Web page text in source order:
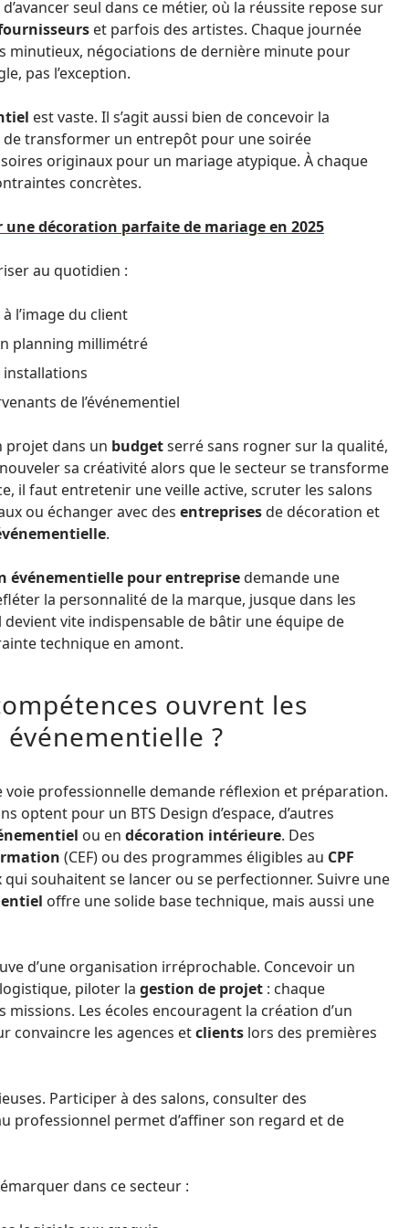
seul dans ce métier, où la réussite repose sur
et parfois des artistes. Chaque journée
minutieux, négociations de dernière minute pour
pas l’exception.
est vaste. Il s’agit aussi bien de concevoir la
transformer un entrepôt pour une soirée
originaux pour un mariage atypique. À chaque
concrètes.
une décoration parfaite de mariage en 2025
au quotidien :
l’image du client
planning millimétré
installations
de l’événementiel
projet dans un budgetserré sans rogner sur la qualité,
sa créativité alors que le secteur se transforme
il faut entretenir une veille active, scruter les salons
ou échanger avec des entreprisesde décoration et
.
événementielle pour entreprisedemande une
la personnalité de la marque, jusque dans les
vite indispensable de bâtir une équipe de
technique en amont.
ouvrent les
?
professionnelle demande réflexion et préparation.
optent pour un BTS Design d’espace, d’autres
ou en décoration intérieure. Des
(CEF) ou des programmes éligibles au CPF
souhaitent se lancer ou se perfectionner. Suivre une
offre une solide base technique, mais aussi une
d’une organisation irréprochable. Concevoir un
piloter la gestion de projet : chaque
Les écoles encouragent la création d’un
convaincre les agences etclients lors des premières
Participer à des salons, consulter des
professionnel permet d’affiner son regard et de
dans ce secteur :